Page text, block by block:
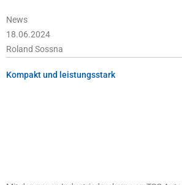
News
18.06.2024
Roland Sossna
Kompakt und leistungsstark